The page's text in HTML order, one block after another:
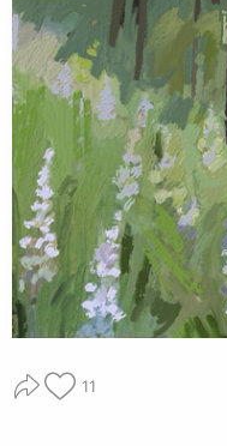
11